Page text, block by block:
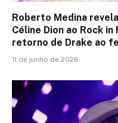
Roberto Medina
Céline Dion ao Rock
retorno de Drake ao
11 de junho de 2026